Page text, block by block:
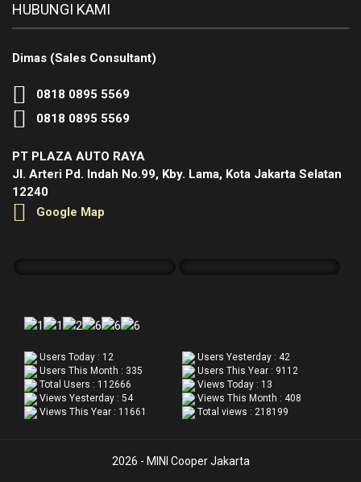
HUBUNGI KAMI
Dimas (Sales Consultant)
0818 0895 5569
0818 0895 5569
PT PLAZA AUTO RAYA
Jl. Arteri Pd. Indah No.99, Kby. Lama, Kota Jakarta Selatan
12240
Google Map
Users Today : 12
Users Yesterday : 42
Users This Month : 335
Users This Year : 9112
Total Users : 112666
Views Today : 13
Views Yesterday : 54
Views This Month : 408
Views This Year : 11661
Total views : 218199
2026 - MINI Cooper Jakarta